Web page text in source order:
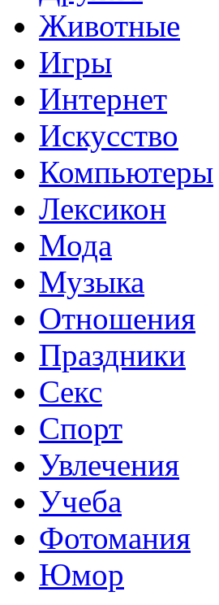
Животные
Игры
Интернет
Искусство
Компьютеры
Лексикон
Мода
Музыка
Отношения
Праздники
Секс
Спорт
Увлечения
Учеба
Фотомания
Юмор